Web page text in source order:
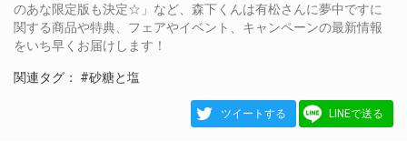
のあな限定版も決定☆」など、森下くんは有松さんに夢中ですに
関する商品や特典、フェアやイベント、キャンペーンの最新情報
をいち早くお届けします！
関連タグ： #砂糖と塩
ツイートする LINEで送る